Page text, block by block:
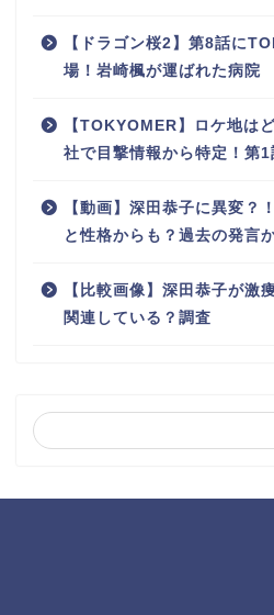
【ドラゴン桜2】第8話に
場！岩崎楓が運ばれた病院
【TOKYOMER】ロケ地は
社で目撃情報から特定！第1
【動画】深田恭子に異変？
と性格からも？過去の発言
【比較画像】深田恭子が激
関連している？調査